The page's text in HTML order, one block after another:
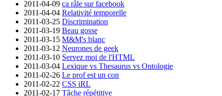
2011-04-09 ça râle sur facebook
2011-04-04 Relativité temporelle
2011-03-25 Discrimination
2011-03-19 Beau gosse
2011-03-15 M&M's blanc
2011-03-12 Neurones de geek
2011-03-10 Servez moi de l'HTML
2011-03-04 Lexique vs Thesaurus vs Ontologie
2011-02-26 Le prof est un con
2011-02-22 CSS iRL
2011-02-17 Tâche répétitive